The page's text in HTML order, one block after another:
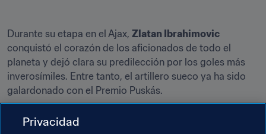
Durante su etapa en el Ajax, Zlatan Ibrahimovic
conquistó el corazón de los aficionados de todo el
planeta y dejó clara su predilección por los goles más
inverosímiles. Entre tanto, el artillero sueco ya ha sido
galardonado con el Premio Puskás.
perfeccionó su instinto goleador con la camiseta del
Privacidad